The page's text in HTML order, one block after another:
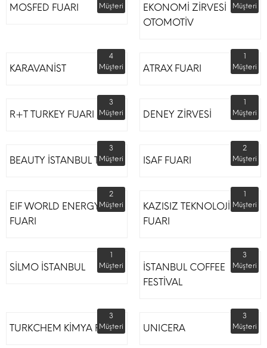
MOSFED FUARI
Müşteri
EKONOMİ ZİRVESİ
OTOMOTİV
Müşteri
KARAVANİST
4
Müşteri
ATRAX FUARI
1
Müşteri
R+T TURKEY FUARI
3
Müşteri
DENEY ZİRVESİ
1
Müşteri
BEAUTY İSTANBUL TÜYAP
3
Müşteri
ISAF FUARI
2
Müşteri
EIF WORLD ENERGY
FUARI
2
Müşteri
KAZISIZ TEKNOLOJİLER
FUARI
1
Müşteri
SİLMO İSTANBUL
1
Müşteri
İSTANBUL COFFEE
FESTİVAL
3
Müşteri
TURKCHEM KİMYA FUARI
3
Müşteri
UNICERA
3
Müşteri